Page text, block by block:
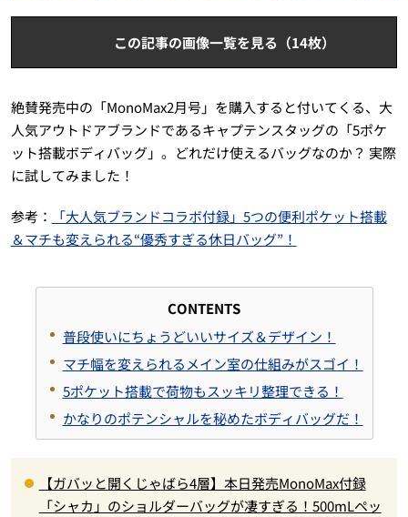
この記事の画像一覧を見る（14枚）
絶賛発売中の「MonoMax2月号」を購入すると付いてくる、大
人気アウトドアブランドであるキャプテンスタッグの「5ポケ
ット搭載ボディバッグ」。どれだけ使えるバッグなのか？ 実際
に試してみました！
参考：
「大人気ブランドコラボ付録」5つの便利ポケット搭載
＆マチも変えられる“優秀すぎる休日バッグ”！
CONTENTS
普段使いにちょうどいいサイズ＆デザイン！
マチ幅を変えられるメイン室の仕組みがスゴイ！
5ポケット搭載で荷物もスッキリ整理できる！
かなりのポテンシャルを秘めたボディバッグだ！
【ガバッと開くじゃばら4層】本日発売MonoMax付録
「シャカ」のショルダーバッグが凄すぎる！500mLペッ